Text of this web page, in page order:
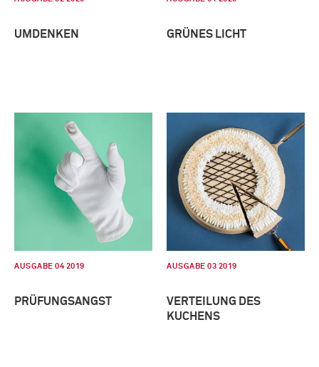
UMDENKEN GRÜNES LICHT
AUSGABE 04 2019
PRÜFUNGSANGST
AUSGABE 03 2019
VERTEILUNG DES
KUCHENS